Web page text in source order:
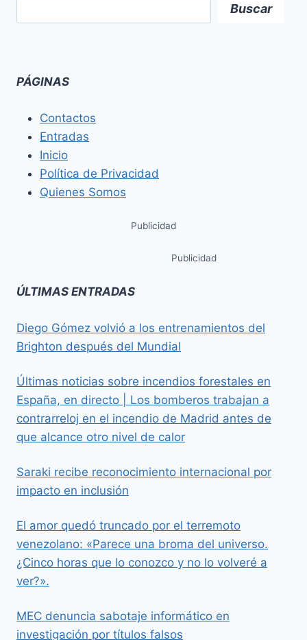
Buscar
PÁGINAS
Contactos
Entradas
Inicio
Política de Privacidad
Quienes Somos
Publicidad
Publicidad
ÚLTIMAS ENTRADAS
Diego Gómez volvió a los entrenamientos del
Brighton después del Mundial
Últimas noticias sobre incendios forestales en
España, en directo | Los bomberos trabajan a
contrarreloj en el incendio de Madrid antes de
que alcance otro nivel de calor
Saraki recibe reconocimiento internacional por
impacto en inclusión
El amor quedó truncado por el terremoto
venezolano: «Parece una broma del universo.
¿Cinco horas que lo conozco y no lo volveré a
ver?».
MEC denuncia sabotaje informático en
investigación por títulos falsos